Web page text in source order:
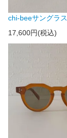
chi-beeサングラス
17,600円(税込)